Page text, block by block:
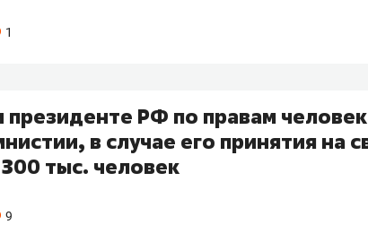
1
президенте РФ по правам
в случае его принятия на
тыс. человек
9